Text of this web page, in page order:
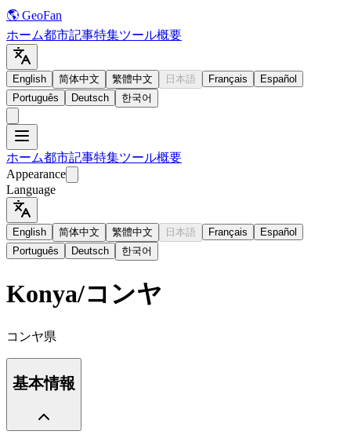
🌎 GeoFan
ホーム都市記事特集ツール概要
English 简体中文 繁體中文 日本語 Français
Español
Português
Deutsch 한국어
ホーム都市記事特集ツール概要
Appearance
Language
English 简体中文 繁體中文 日本語 Français
Español
Português
Deutsch 한국어
Konya/コンヤ
コンヤ県
基本情報